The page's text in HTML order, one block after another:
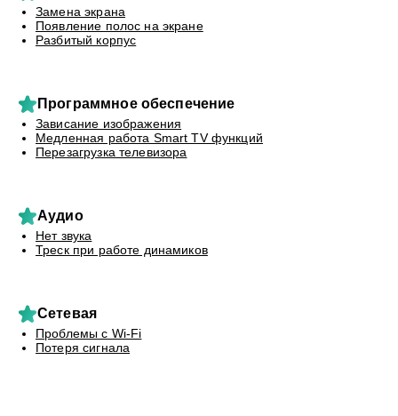
Замена экрана
Появление полос на экране
Разбитый корпус
Программное обеспечение
Зависание изображения
Медленная работа Smart TV функций
Перезагрузка телевизора
Аудио
Нет звука
Треск при работе динамиков
Сетевая
Проблемы с Wi-Fi
Потеря сигнала